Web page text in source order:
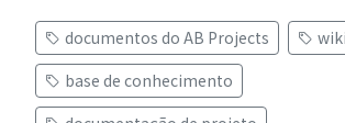
documentos do AB Projects
wiki
base de conhecimento